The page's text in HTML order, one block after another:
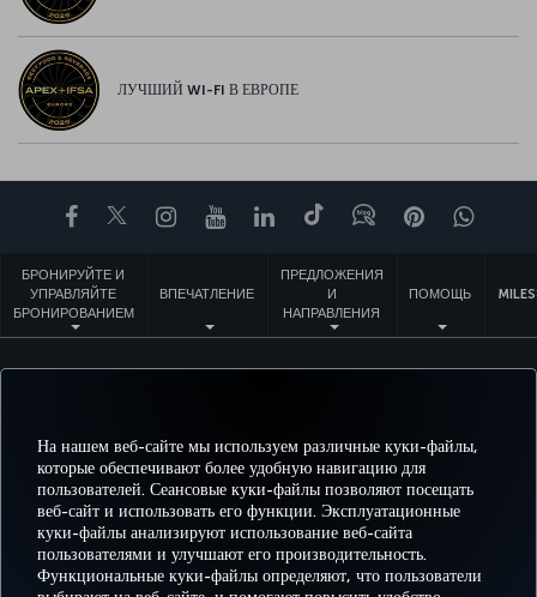
На нашем веб-сайте мы используем различные куки-файлы,
которые обеспечивают более удобную навигацию для
пользователей. Сеансовые куки-файлы позволяют посещать
веб-сайт и использовать его функции. Эксплуатационные
куки-файлы анализируют использование веб-сайта
пользователями и улучшают его производительность.
Функциональные куки-файлы определяют, что пользователи
ЛУЧШИЙ WI-FI В ЕВРОПЕ
Facebook
TwitterInstagram
YouTubeLinkedIn
TikTokБлогPinterest
БРОНИРУЙТЕ И
УПРАВЛЯЙТЕ
БРОНИРОВАНИЕМ
ВПЕЧАТЛЕНИЕ
ПРЕДЛОЖЕНИЯ
И
НАПРАВЛЕНИЯ
ПОМОЩЬ
Права субъектов данных в ЕС
© Turkish Airlines, 1996 – 2026 гг.